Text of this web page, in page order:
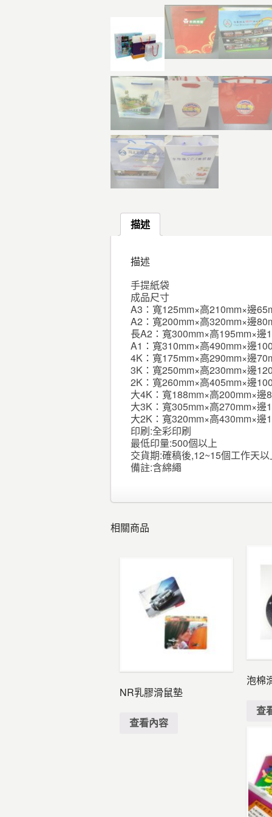
描述
描述
手提紙袋
成品尺寸
A3：寬125mm×高210mm×邊
A2：寬200mm×高320mm×邊
長A2：寬300mm×高195mm×邊
A1：寬310mm×高490mm×邊
4K：寬175mm×高290mm×邊
3K：寬250mm×高230mm×邊
2K：寬260mm×高405mm×邊
大4K：寬188mm×高200mm×邊
大3K：寬305mm×高270mm×邊
大2K：寬320mm×高430mm×邊
印刷:全彩印刷
最低印量:500個以上
交貨期:確稿後,12~15個工作天
備註:含綿繩
相關商品
NR乳膠滑鼠墊
查看內容
泡棉
查